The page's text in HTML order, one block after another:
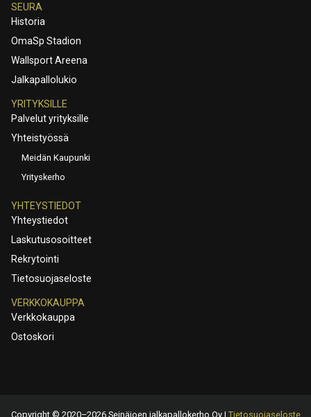
SEURA
Historia
OmaSp Stadion
Wallsport Areena
Jalkapallolukio
YRITYKSILLE
Palvelut yrityksille
Yhteistyössä
Meidän Kaupunki
Yrityskerho
YHTEYSTIEDOT
Yhteystiedot
Laskutusosoitteet
Rekrytointi
Tietosuojaseloste
VERKKOKAUPPA
Verkkokauppa
Ostoskori
Copyright © 2020–2026 Seinäjoen jalkapallokerho Oy | Tietosuojaseloste